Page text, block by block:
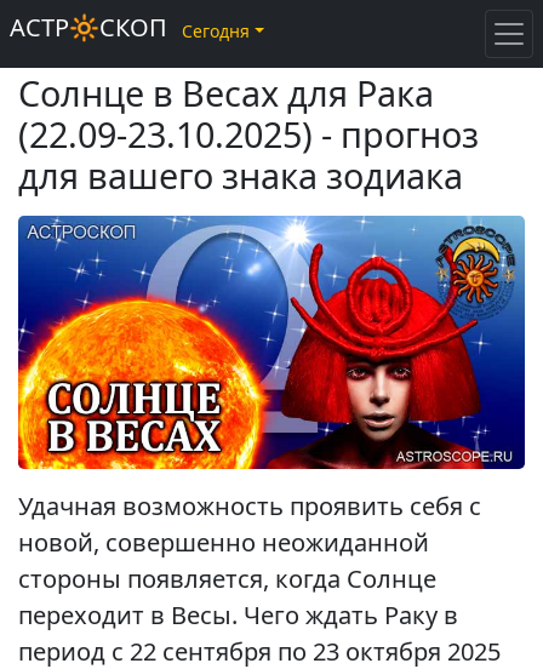
Солнце в Весах для Рака
(22.09-23.10.2025) - прогноз
для вашего знака зодиака
Удачная возможность проявить себя с
новой, совершенно неожиданной
стороны появляется, когда Солнце
переходит в Весы. Чего ждать Раку в
период с 22 сентября по 23 октября 2025
АСТР🔆СКОП Сегодня